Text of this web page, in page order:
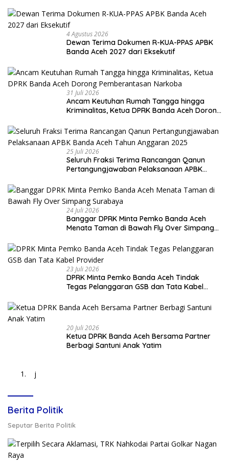
4 Agustus 2026
Dewan Terima Dokumen R-KUA-PPAS APBK
Banda Aceh 2027 dari Eksekutif
31 Juli 2026
Ancam Keutuhan Rumah Tangga hingga
Kriminalitas, Ketua DPRK Banda Aceh Dorong
25 Juli 2026
Seluruh Fraksi Terima Rancangan Qanun
Pertangungjawaban Pelaksanaan APBK
24 Juli 2026
Banggar DPRK Minta Pemko Banda Aceh
Menata Taman di Bawah Fly Over Simpang
23 Juli 2026
DPRK Minta Pemko Banda Aceh Tindak
Tegas Pelanggaran GSB dan Tata Kabel
20 Juli 2026
Ketua DPRK Banda Aceh Bersama Partner
Berbagi Santuni Anak Yatim
j
Berita Politik
Seputar Berita Politik